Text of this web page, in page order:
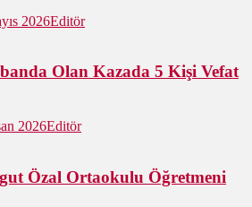
2026Editör
Olan Kazada 5 Kişi Vefat
2026Editör
Özal Ortaokulu Öğretmeni